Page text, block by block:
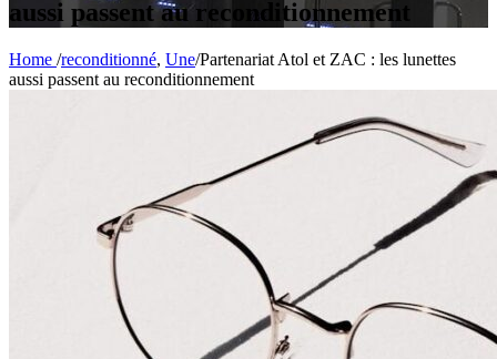
aussi passent au reconditionnement
Home /reconditionné, Une/Partenariat Atol et ZAC : les lunettes
aussi passent au reconditionnement